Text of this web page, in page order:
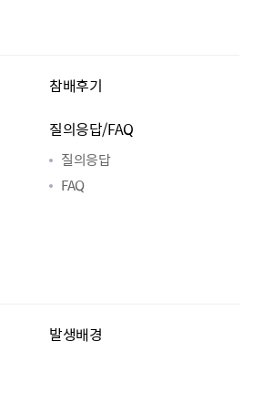
참배후기
질의응답/FAQ
질의응답
FAQ
발생배경